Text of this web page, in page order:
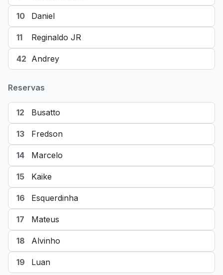
10 Daniel
11 Reginaldo JR
42 Andrey
Reservas
12 Busatto
13 Fredson
14 Marcelo
15 Kaike
16 Esquerdinha
17 Mateus
18 Alvinho
19 Luan